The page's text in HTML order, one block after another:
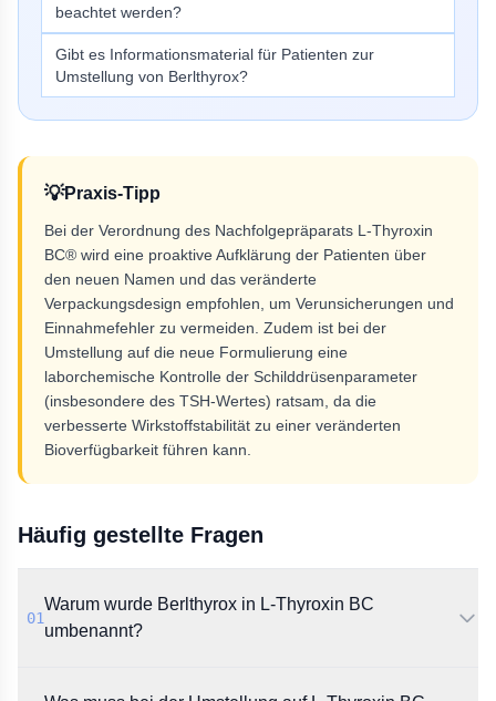
beachtet werden?
Gibt es Informationsmaterial für Patienten zur
Umstellung von Berlthyrox?
💡Praxis-Tipp
Bei der Verordnung des Nachfolgepräparats L-Thyroxin
BC® wird eine proaktive Aufklärung der Patienten über
den neuen Namen und das veränderte
Verpackungsdesign empfohlen, um Verunsicherungen und
Einnahmefehler zu vermeiden. Zudem ist bei der
Umstellung auf die neue Formulierung eine
laborchemische Kontrolle der Schilddrüsenparameter
(insbesondere des TSH-Wertes) ratsam, da die
verbesserte Wirkstoffstabilität zu einer veränderten
Bioverfügbarkeit führen kann.
Häufig gestellte Fragen
01
Warum wurde Berlthyrox in L-Thyroxin BC
umbenannt?